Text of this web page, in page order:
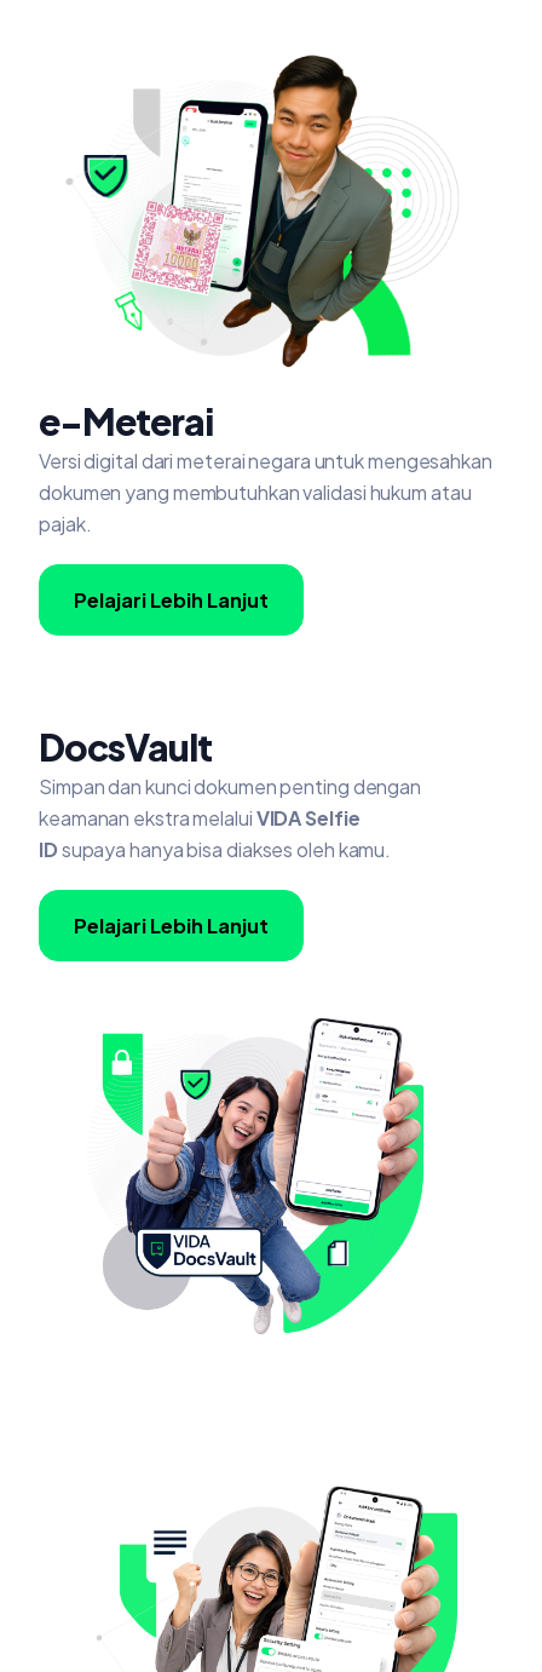
e-Meterai
Versi digital dari meterai negara untuk mengesahkan
dokumen yang membutuhkan validasi hukum atau
pajak.
Pelajari Lebih Lanjut
DocsVault
Simpan dan kunci dokumen penting dengan
keamanan ekstra melaluiVIDA Selfie
IDsupaya hanya bisa diakses oleh kamu.
Pelajari Lebih Lanjut